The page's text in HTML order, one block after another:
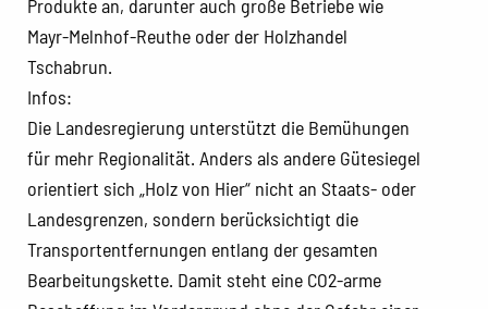
Produkte an, darunter auch große Betriebe wie
Mayr-Melnhof-Reuthe oder der Holzhandel
Tschabrun.
Infos:
Die Landesregierung unterstützt die Bemühungen
für mehr Regionalität. Anders als andere Gütesiegel
orientiert sich „Holz von Hier“ nicht an Staats- oder
Landesgrenzen, sondern berücksichtigt die
Transportentfernungen entlang der gesamten
Bearbeitungskette. Damit steht eine CO2-arme